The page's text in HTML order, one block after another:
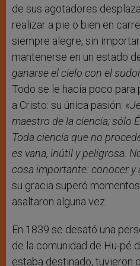
de sus agotadores
realizar a pie o bien en
siempre alegre, sin
mantenerse en un estado
ganarse el cielo con el
Todo se le hacía poco
a Cristo: su única pasión: «
maestro de la ciencia; sólo
Toda ciencia que no
es vana, inútil y peligrosa.
cosa importante: conocer y
su gracia superó
asaltaron alguna vez.
En 1839 se desató una
de la comunidad de Hu-pé
estaba destinado, tuvieron